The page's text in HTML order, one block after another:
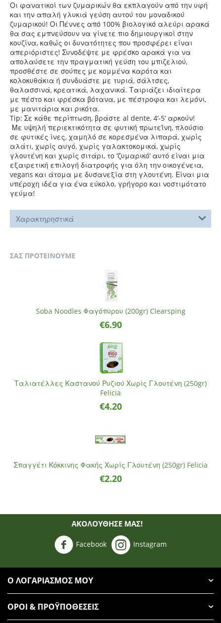
Οι φανατικοί των ζυμαρικών θα εκπλαγούν από την υφή
και την απαλή γλυκιά γεύση αυτού του μοναδικού
ζυμαρικού! Οι Πέννες από 100% βιολογικό αλεύρι αρακά
θα σας εμπνεύσουν να γίνετε πιο δημιουργικοί στην
κουζίνα, καθώς οι δυνατότητες που προσφέρει είναι
απεριόριστες! Συνοδέψτε με φρέσκο αρακά για να
απολαύσετε την πραγματική γεύση του μπιζελιού,
προσθέστε σε σούπες με κομμένα καρότα και
κολοκυθάκια ή συνδυάστε με τυριά, σάλτσες,
θαλασσινά, κρεατικά, λαχανικά. Ταιριάζει ιδιαίτερα
με πέστο και φρέσκα βότανα, με πέστροφα και λεμόνι,
με μανιτάρια και ρικότα.
Tip: Σε κάθε περίπτωση, βράστε al dente, 4’-5’ αρκούν!
Με υψηλή περιεκτικότητα σε φυτική πρωτεΐνη, πλούσιο
σε φυτικές ίνες, χαμηλό σε κορεσμένα λιπαρά, χωρίς
αλάτι, χωρίς αυγό, χωρίς γαλακτοκομικά, χωρίς
γλουτένη και χωρίς σιτάρι, το ‘ζυμαρικό’ αυτό είναι μια
εξαιρετική επιλογή διατροφής για όλη την οικογένεια,
vegans και άτομα με δυσανεξία στη γλουτένη. Είναι μια
υπέροχη ιδέα για ένα εύκολο, γρήγορο και νοστιμότατο
γεύμα!
Χαρακτηρηστικά
ΣΑΣ ΠΡΟΤΕΙΝΟΥΜΕ
Soba Noodles Φαγόπυρου (200gr) Clearsping
€6.90
Ταλιατέλλες Καστανού Ρυζιού Χωρίς Γλουτένη (250gr)
Felicia
€4.20
Σπαγγέτι Κόκκινης Φακής Χωρίς Γλουτένη (250gr) Felicia
€2.20
ΑΚΟΛΟΥΘΗΣΈ ΜΑΣ!
Facebook Instagram
Ο ΛΟΓΑΡΙΑΣΜΌΣ ΜΟΥ
ΌΡΟΙ & ΠΡΟΫΠΟΘΈΣΕΙΣ